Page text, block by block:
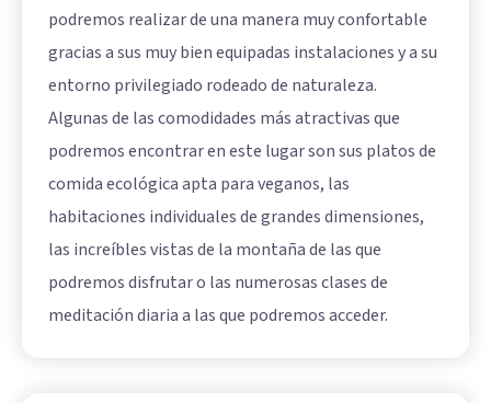
podremos realizar de una manera muy confortable
gracias a sus muy bien equipadas instalaciones y a su
entorno privilegiado rodeado de naturaleza.
Algunas de las comodidades más atractivas que
podremos encontrar en este lugar son sus platos de
comida ecológica apta para veganos, las
habitaciones individuales de grandes dimensiones,
las increíbles vistas de la montaña de las que
podremos disfrutar o las numerosas clases de
meditación diaria a las que podremos acceder.